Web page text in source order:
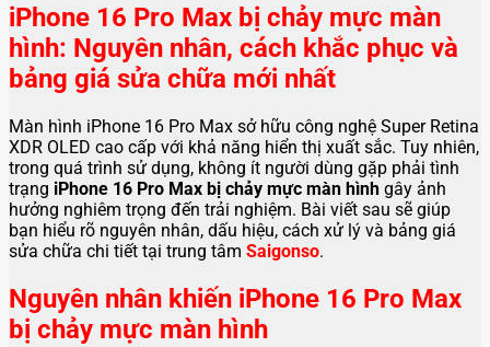
iPhone 16 Pro Max bị chảy mực màn
hình: Nguyên nhân, cách khắc phục và
bảng giá sửa chữa mới nhất
Màn hình iPhone 16 Pro Max sở hữu công nghệ Super Retina
XDR OLED cao cấp với khả năng hiển thị xuất sắc. Tuy nhiên,
trong quá trình sử dụng, không ít người dùng gặp phải tình
trạng iPhone 16 Pro Max bị chảy mực màn hình gây ảnh
hưởng nghiêm trọng đến trải nghiệm. Bài viết sau sẽ giúp
bạn hiểu rõ nguyên nhân, dấu hiệu, cách xử lý và bảng giá
sửa chữa chi tiết tại trung tâm Saigonso.
Nguyên nhân khiến iPhone 16 Pro Max
bị chảy mực màn hình